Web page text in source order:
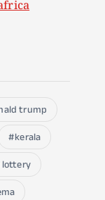
trump
kerala
lottery